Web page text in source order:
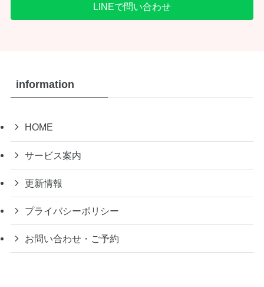
LINEで問い合わせ
information
HOME
サービス案内
更新情報
プライバシーポリシー
お問い合わせ・ご予約